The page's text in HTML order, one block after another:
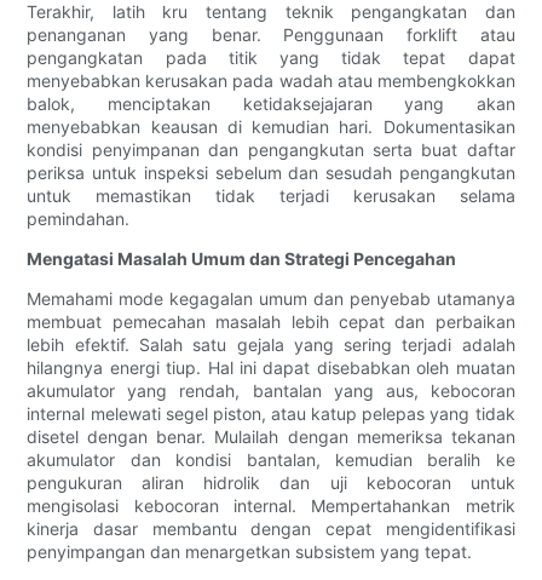
Terakhir, latih kru tentang teknik pengangkatan dan
penanganan yang benar. Penggunaan forklift atau
pengangkatan pada titik yang tidak tepat dapat
menyebabkan kerusakan pada wadah atau membengkokkan
balok, menciptakan ketidaksejajaran yang akan
menyebabkan keausan di kemudian hari. Dokumentasikan
kondisi penyimpanan dan pengangkutan serta buat daftar
periksa untuk inspeksi sebelum dan sesudah pengangkutan
untuk memastikan tidak terjadi kerusakan selama
pemindahan.
Mengatasi Masalah Umum dan Strategi Pencegahan
Memahami mode kegagalan umum dan penyebab utamanya
membuat pemecahan masalah lebih cepat dan perbaikan
lebih efektif. Salah satu gejala yang sering terjadi adalah
hilangnya energi tiup. Hal ini dapat disebabkan oleh muatan
akumulator yang rendah, bantalan yang aus, kebocoran
internal melewati segel piston, atau katup pelepas yang tidak
disetel dengan benar. Mulailah dengan memeriksa tekanan
akumulator dan kondisi bantalan, kemudian beralih ke
pengukuran aliran hidrolik dan uji kebocoran untuk
mengisolasi kebocoran internal. Mempertahankan metrik
kinerja dasar membantu dengan cepat mengidentifikasi
penyimpangan dan menargetkan subsistem yang tepat.